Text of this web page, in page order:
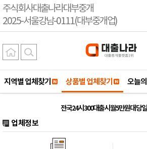
주식회사대출나라대부중개
2025-서울강남-0111(대부중개업)
지역별 업체찾기 상품별 업체찾기 오늘
전국24시 300대출시 월5만원대 당
업체정보